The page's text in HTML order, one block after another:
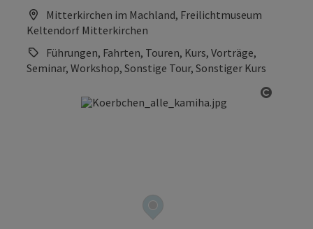
Mitterkirchen im Machland, Freilichtmuseum
Keltendorf Mitterkirchen
Führungen, Fahrten, Touren, Kurs, Vorträge,
Seminar, Workshop, Sonstige Tour, Sonstiger Kurs